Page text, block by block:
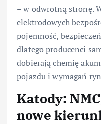
– w odwrotną stronę.
elektrodowych
pojemność,
dlatego producenci
dobierają chemię
pojazdu i wymagań
Katody:
nowe